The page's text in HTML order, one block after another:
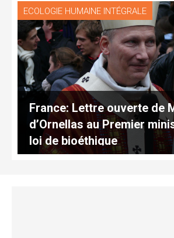
ECOLOGIE HUMAINE INTÉGRALE
France: Lettre ouverte de
d’Ornellas au Premier
loi de bioéthique